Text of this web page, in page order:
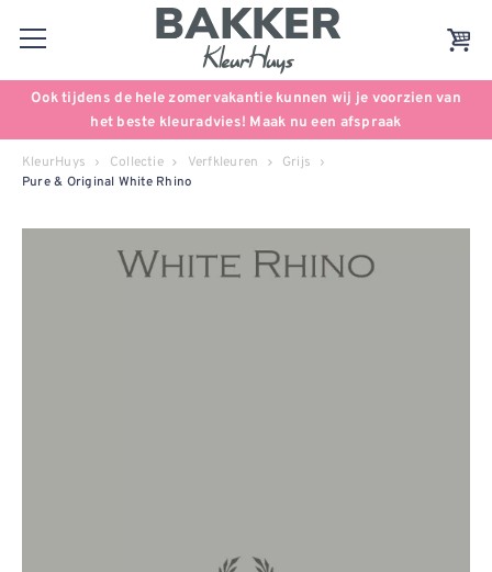
Ook tijdens de hele zomervakantie kunnen wij je voorzien van
het beste kleuradvies! Maak nu een afspraak
KleurHuys Collectie Verfkleuren Grijs
Pure & Original White Rhino